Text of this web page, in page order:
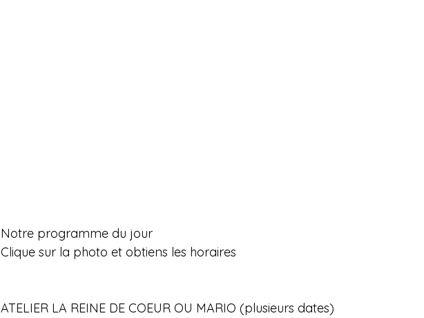
Notre programme du jour
Clique sur la photo et obtiens les horaires
ATELIER LA REINE DE COEUR OU MARIO (plusieurs dates)